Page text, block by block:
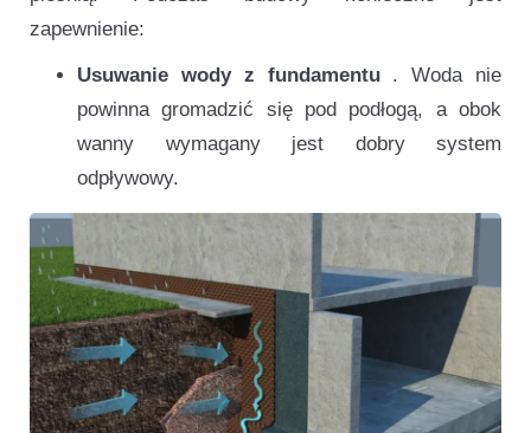
zapewnienie:
Usuwanie wody z fundamentu. Woda nie
powinna gromadzić się pod podłogą, a obok
wanny wymagany jest dobry system
odpływowy.